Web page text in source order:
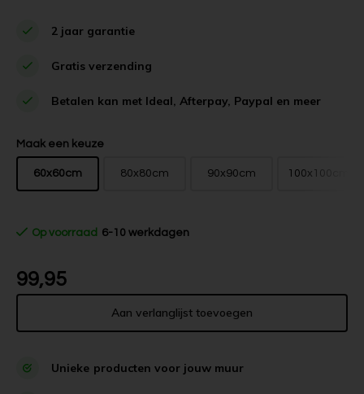
2 jaar garantie
Gratis verzending
Betalen kan met Ideal, Afterpay, Paypal en meer
Maak een keuze
60x60cm 80x80cm 90x90cm 100x100cm
Op voorraad 6-10 werkdagen
99,95
Aan verlanglijst toevoegen
Unieke producten voor jouw muur